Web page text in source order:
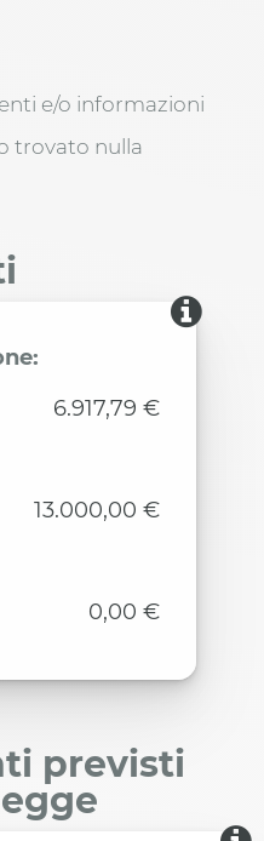
e/o informazioni
trovato nulla
6.917,79 €
13.000,00 €
0,00 €
previsti